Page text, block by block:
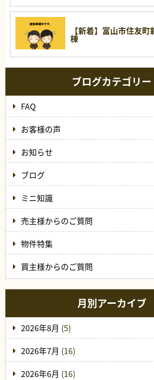
【新着】富山市住友
棟
ブログカテゴリー
FAQ
お客様の声
お知らせ
ブログ
ミニ知識
売主様からのご質問
物件特集
買主様からのご質問
月別アーカイブ
2026年8月 (5)
2026年7月 (16)
2026年6月 (16)